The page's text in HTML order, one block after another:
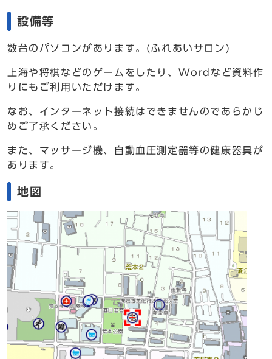
設備等
数台のパソコンがあります。(ふれあいサロン)
上海や将棋などのゲームをしたり、Wordなど資料作
りにもご利用いただけます。
なお、インターネット接続はできませんのであらかじ
めご了承ください。
また、マッサージ機、自動血圧測定噐等の健康器具が
あります。
地図